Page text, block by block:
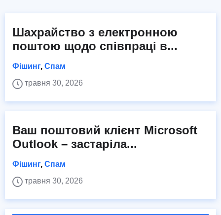
Шахрайство з електронною
поштою щодо співпраці в...
Фішинг, Спам
травня 30, 2026
Ваш поштовий клієнт Microsoft
Outlook – застаріла...
Фішинг, Спам
травня 30, 2026